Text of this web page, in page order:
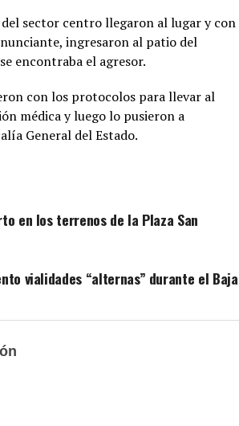
sector centro llegaron al lugar y con
ingresaron al patio del
encontraba el agresor.
con los protocolos para llevar al
médica y luego lo pusieron a
General del Estado.
en los terrenos de la Plaza San
vialidades “alternas” durante el Baja